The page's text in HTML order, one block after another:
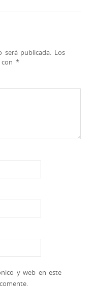
será publicada. Los
*
y web en este